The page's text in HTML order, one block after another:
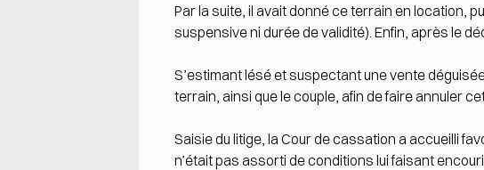
Par la suite, il avait donné ce terrain en location,
suspensive ni durée de validité). Enfin, après le
S’estimant lésé et suspectant une vente
terrain, ainsi que le couple, afin de faire annuler
Saisie du litige, la Cour de cassation a accueilli
n’était pas assorti de conditions lui faisant